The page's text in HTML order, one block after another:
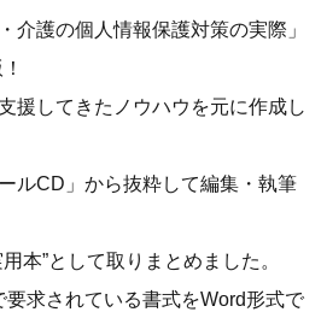
介護の個人情報保護対策の実際」
援してきたノウハウを元に作成し
ルCD」から抜粋して編集・執筆
本”として取りまとめました。
求されている書式をWord形式で